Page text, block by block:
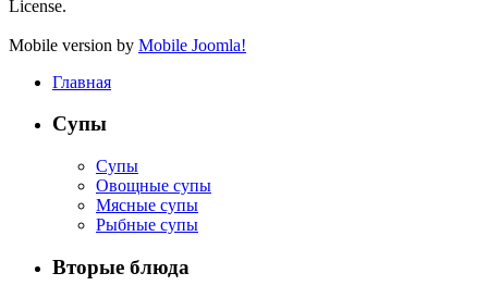
License.
Mobile version by Mobile Joomla!
Главная
Супы
Супы
Овощные супы
Мясные супы
Рыбные супы
Вторые блюда